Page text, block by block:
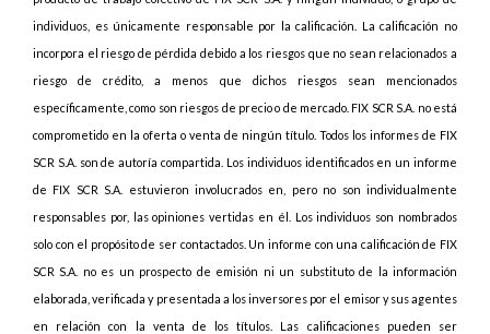
individuos, es únicamente responsable por la calificación. La calificación no
incorpora el riesgo de pérdida debido a los riesgos que no sean relacionados a
riesgo de crédito, a menos que dichos riesgos sean mencionados
específicamente, como son riesgos de precio o de mercado. FIX SCR S.A. no está
comprometido en la oferta o venta de ningún título. Todos los informes de FIX
SCR S.A. son de autoría compartida. Los individuos identificados en un informe
de FIX SCR S.A. estuvieron involucrados en, pero no son individualmente
responsables por, las opiniones vertidas en él. Los individuos son nombrados
solo con el propósito de ser contactados. Un informe con una calificación de FIX
SCR S.A. no es un prospecto de emisión ni un substituto de la información
elaborada, verificada y presentada a los inversores por el emisor y sus agentes
en relación con la venta de los títulos. Las calificaciones pueden ser